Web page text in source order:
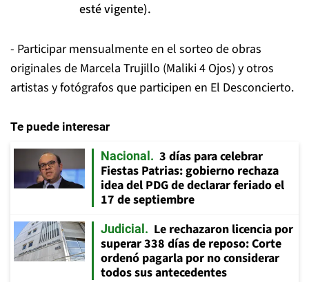
esté vigente).
- Participar mensualmente en el sorteo de obras
originales de Marcela Trujillo (Maliki 4 Ojos) y otros
artistas y fotógrafos que participen en El Desconcierto.
Te puede interesar
Nacional
3 días para celebrar
Fiestas Patrias: gobierno rechaza
idea del PDG de declarar feriado el
17 de septiembre
Judicial
Le rechazaron licencia por
superar 338 días de reposo: Corte
ordenó pagarla por no considerar
todos sus antecedentes